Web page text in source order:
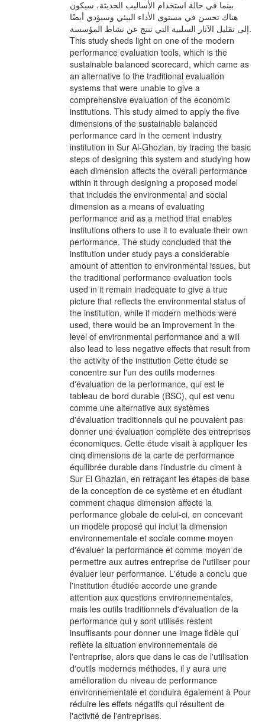
بينما في حالة استخدام الأساليب الحديثة، سيكون
هناك تحسن في مستوى الأداء البيئي وسيؤدي أيضًا
إلى تقليل الآثار السلبية التي تنتج عن نشاط المؤسسة.
This study sheds light on one of the modern
performance evaluation tools, which is the
sustainable balanced scorecard, which came as
an alternative to the traditional evaluation
systems that were unable to give a
comprehensive evaluation of the economic
institutions. This study aimed to apply the five
dimensions of the sustainable balanced
performance card in the cement industry
institution in Sur Al-Ghozlan, by tracing the basic
steps of designing this system and studying how
each dimension affects the overall performance
within it through designing a proposed model
that includes the environmental and social
dimension as a means of evaluating
performance and as a method that enables
institutions others to use it to evaluate their own
performance. The study concluded that the
institution under study pays a considerable
amount of attention to environmental issues, but
the traditional performance evaluation tools
used in it remain inadequate to give a true
picture that reflects the environmental status of
the institution, while if modern methods were
used, there would be an improvement in the
level of environmental performance and a will
also lead to less negative effects that result from
the activity of the institution Cette étude se
concentre sur l'un des outils modernes
d'évaluation de la performance, qui est le
tableau de bord durable (BSC), qui est venu
comme une alternative aux systèmes
d'évaluation traditionnels qui ne pouvaient pas
donner une évaluation complète des entreprises
économiques. Cette étude visait à appliquer les
cinq dimensions de la carte de performance
équilibrée durable dans l'industrie du ciment à
Sur El Ghazlan, en retraçant les étapes de base
de la conception de ce système et en étudiant
comment chaque dimension affecte la
performance globale de celui-ci, en concevant
un modèle proposé qui inclut la dimension
environnementale et sociale comme moyen
d'évaluer la performance et comme moyen de
permettre aux autres entreprise de l'utiliser pour
évaluer leur performance. L'étude a conclu que
l'institution étudiée accorde une grande
attention aux questions environnementales,
mais les outils traditionnels d'évaluation de la
performance qui y sont utilisés restent
insuffisants pour donner une image fidèle qui
reflète la situation environnementale de
l'entreprise, alors que dans le cas de l'utilisation
d'outils modernes méthodes, il y aura une
amélioration du niveau de performance
environnementale et conduira également à Pour
réduire les effets négatifs qui résultent de
l'activité de l'entreprises.